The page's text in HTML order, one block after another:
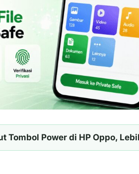
Tombol Power di HP Oppo,